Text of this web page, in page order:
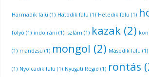
Harmadik falu (1) Hatodik falu (1) Hetedik falu (1)
folyó (1) indoiráni (1) iszlám (1) kazak(2)
(1) mandzsu (1) mongol (2) Második falu (1)
(1) Nyolcadik falu (1) Nyugati Régió (1) rontás